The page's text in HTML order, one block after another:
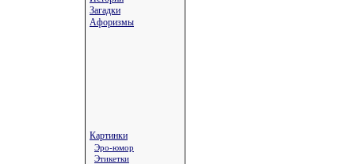
Загадки
Афоризмы
Картинки
Эро-юмор
Этикетки